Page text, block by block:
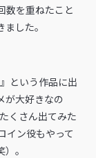
数を重ねたこと
した。
という作品に出
が大好きなの
くさん出てみた
イン役もやって
。